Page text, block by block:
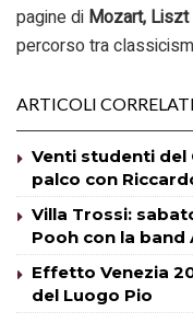
pagine di Mozart,
percorso tra
ARTICOLI CORRELATI
Venti studenti del
palco con
Villa Trossi:
Pooh con la band
Effetto Venezia
del Luogo Pio